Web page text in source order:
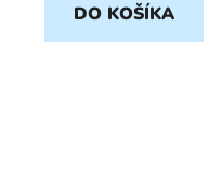
DO KOŠÍKA